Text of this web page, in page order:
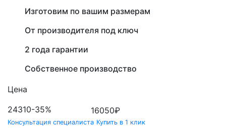
Изготовим по вашим размерам
От производителя под ключ
2 года гарантии
Собственное производство
Цена
24310-35% 16050₽
Консультация специалиста Купить в 1 клик